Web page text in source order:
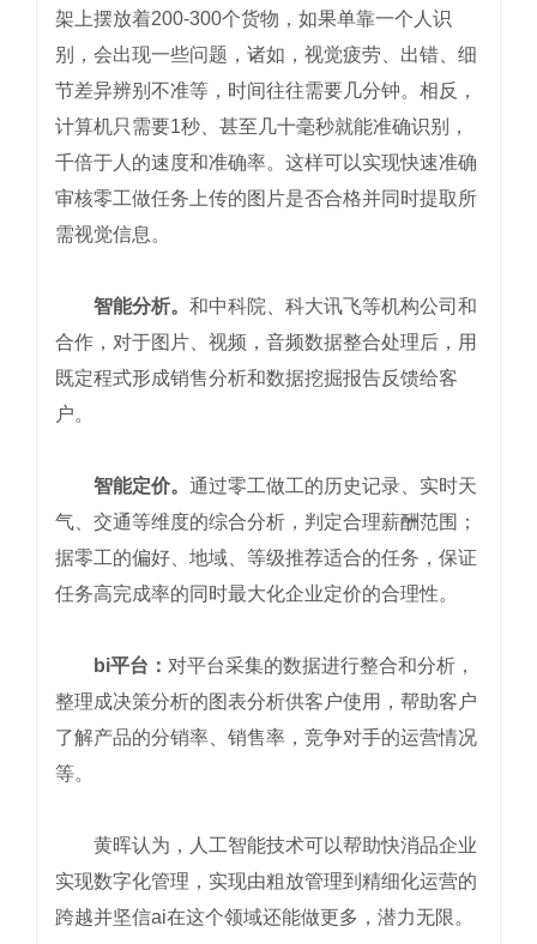
架上摆放着200-300个货物，如果单靠一个人识
别，会出现一些问题，诸如，视觉疲劳、出错、细
节差异辨别不准等，时间往往需要几分钟。相反，
计算机只需要1秒、甚至几十毫秒就能准确识别，
千倍于人的速度和准确率。这样可以实现快速准确
审核零工做任务上传的图片是否合格并同时提取所
需视觉信息。
智能分析。 和中科院、科大讯飞等机构公司和
合作，对于图片、视频，音频数据整合处理后，用
既定程式形成销售分析和数据挖掘报告反馈给客
户。
智能定价。 通过零工做工的历史记录、实时天
气、交通等维度的综合分析，判定合理薪酬范围；
据零工的偏好、地域、等级推荐适合的任务，保证
任务高完成率的同时最大化企业定价的合理性。
bi平台： 对平台采集的数据进行整合和分析，
整理成决策分析的图表分析供客户使用，帮助客户
了解产品的分销率、销售率，竞争对手的运营情况
等。
黄晖认为，人工智能技术可以帮助快消品企业
实现数字化管理，实现由粗放管理到精细化运营的
跨越并坚信ai在这个领域还能做更多，潜力无限。